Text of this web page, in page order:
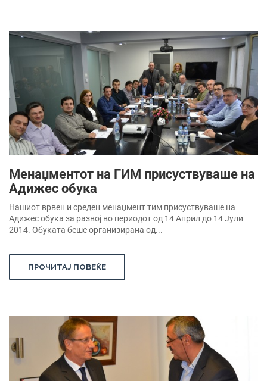
Менаџментот на ГИМ присуствуваше на
Адижес обука
Нашиот врвен и среден менаџмент тим присуствуваше на
Адижес обука за развој во периодот од 14 Април до 14 Јули
2014. Обуката беше организирана од...
ПРОЧИТАЈ ПОВЕЌЕ